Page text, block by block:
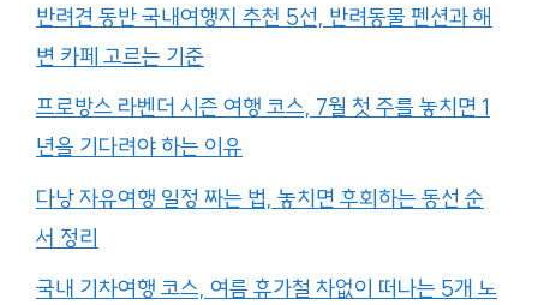
반려견 동반 국내여행지 추천 5선, 반려동물 펜션과 해
변 카페 고르는 기준
프로방스 라벤더 시즌 여행 코스, 7월 첫 주를 놓치면 1
년을 기다려야 하는 이유
다낭 자유여행 일정 짜는 법, 놓치면 후회하는 동선 순
서 정리
국내 기차여행 코스, 여름 휴가철 차없이 떠나는 5개 노